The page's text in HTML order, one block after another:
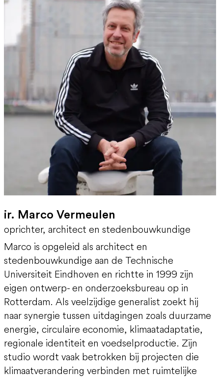
ir. Marco Vermeulen
oprichter, architect en stedenbouwkundige
Marco is opgeleid als architect en
stedenbouwkundige aan de Technische
Universiteit Eindhoven en richtte in 1999 zijn
eigen ontwerp- en onderzoeksbureau op in
Rotterdam. Als veelzijdige generalist zoekt hij
naar synergie tussen uitdagingen zoals duurzame
energie, circulaire economie, klimaatadaptatie,
regionale identiteit en voedselproductie. Zijn
studio wordt vaak betrokken bij projecten die
klimaatverandering verbinden met ruimtelijke